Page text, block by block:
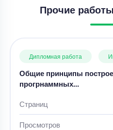
Прочие
Дипломная работа
Общие принципы
прогрнаммных...
Страниц
Просмотров